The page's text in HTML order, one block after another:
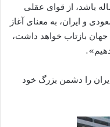
باشد، از قوای عقلی
و ایران، به معنای آغاز
بازتاب خواهد داشت،
را دشمن بزرگ خود